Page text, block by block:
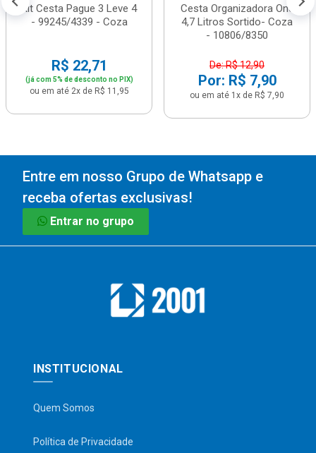
Kit Cesta Pague 3 Leve 4
- 99245/4339 - Coza
R$ 22,71
(já com 5% de desconto no PIX)
ou em até 2x de R$ 11,95
Cesta Organizadora One
4,7 Litros Sortido- Coza
- 10806/8350
De: R$ 12,90
Por: R$ 7,90
ou em até 1x de R$ 7,90
Entre em nosso Grupo de Whatsapp e
receba ofertas exclusivas!
Entrar no grupo
INSTITUCIONAL
Quem Somos
Política de Privacidade